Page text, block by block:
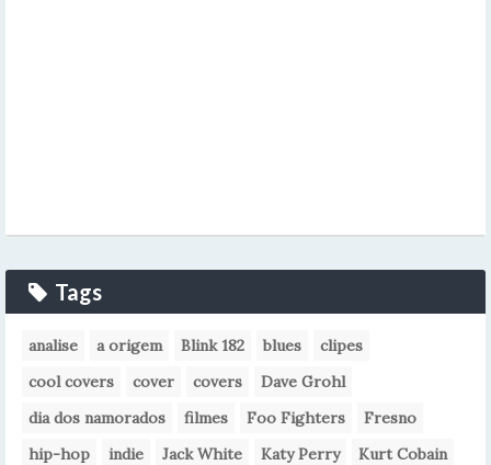
Tags
analise a origem Blink 182 blues
clipes
cool covers
cover covers
Dave Grohl
dia dos namorados
filmes Foo Fighters
Fresno
hip-hop
indie Jack White Katy Perry
Kurt Cobain